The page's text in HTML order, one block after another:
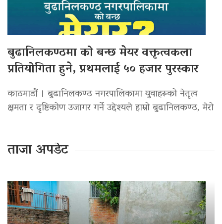
बुढानिलकण्ठमा को बन्छ मेयर वक्तृत्वकला
प्रतियोगिता हुने, प्रथमलाई ५० हजार पुरस्कार
काठमाडौं । बुढानिलकण्ठ नगरपालिकामा युवाहरूको नेतृत्व
क्षमता र दृष्टिकोण उजागर गर्ने उद्देश्यले हाम्रो बुढानिलकण्ठ, मेरो
ताजा अपडेट